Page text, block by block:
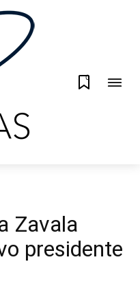
0
Zavala
presidente